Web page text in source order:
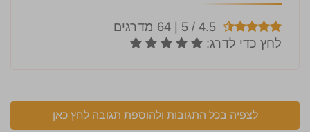
לצפיה בכל התגובות ולהוספת תגובה לחץ כאן